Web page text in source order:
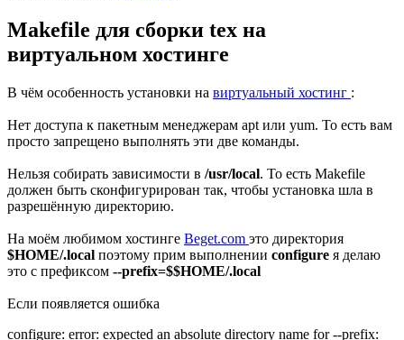
Makefile для сборки tex на
виртуальном хостинге
В чём особенность установки на виртуальный хостинг :
Нет доступа к пакетным менеджерам apt или yum. То есть вам
просто запрещено выполнять эти две команды.
Нельзя собирать зависимости в /usr/local. То есть Makefile
должен быть сконфигурирован так, чтобы установка шла в
разрешённую директорию.
На моём любимом хостинге Beget.com это директория
$HOME/.local поэтому прим выполнении configure я делаю
это с префиксом --prefix=$$HOME/.local
Если появляется ошибка
configure: error: expected an absolute directory name for --prefix: